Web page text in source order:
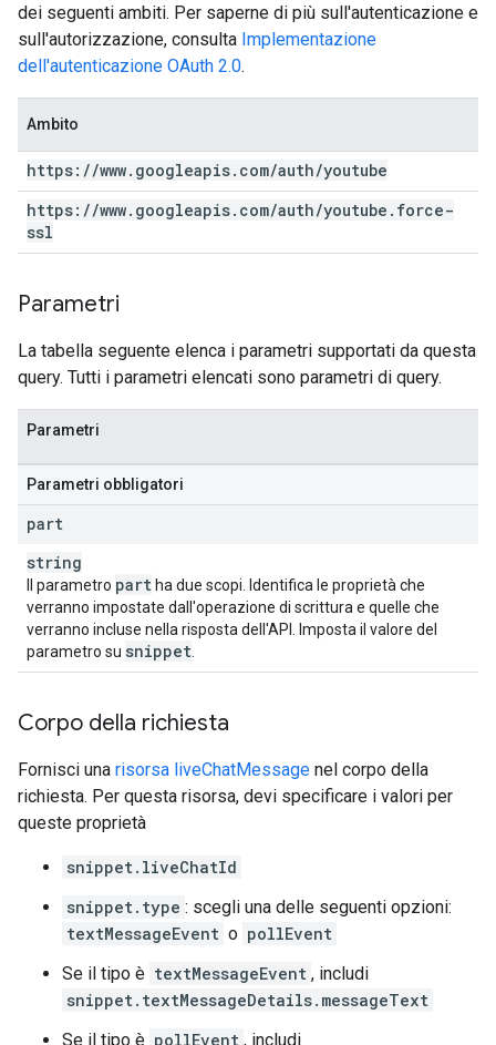
dei seguenti ambiti. Per saperne di più sull'autenticazione e
sull'autorizzazione, consulta Implementazione
dell'autenticazione OAuth 2.0.
Ambito
https: //www. googleapis. com/auth/youtube
https: //www. googleapis. com/auth/youtube . force-
ssl
Parametri
La tabella seguente elenca i parametri supportati da questa
query. Tutti i parametri elencati sono parametri di query.
Parametri
Parametri obbligatori
part
string
Il parametro part ha due scopi. Identifica le proprietà che
verranno impostate dall'operazione di scrittura e quelle che
verranno incluse nella risposta dell'API. Imposta il valore del
parametro su snippet
Corpo della richiesta
Fornisci una risorsa liveChatMessage nel corpo della
richiesta. Per questa risorsa, devi specificare i valori per
queste proprietà
snippet.liveChatId
snippet.type : scegli una delle seguenti opzioni:
textMessageEvent o pollEvent
Se il tipo è textMessageEvent , includi
snippet.textMessageDetails.messageText
Se il tipo è pollEvent , includi